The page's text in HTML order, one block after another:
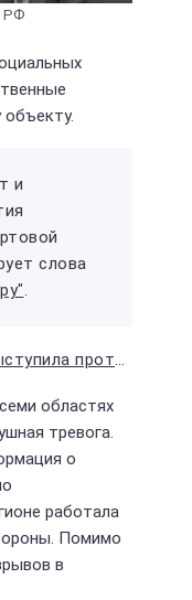
РФ
объекту.
и
слова
.
поставок оружия Украине
областях
тревога.
о
работала
Помимо
в